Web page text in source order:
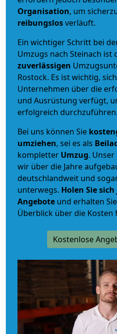
Organisation, um
reibungslosverläuft.
Ein wichtiger Schritt bei
Umzugs nach Steinach ist
zuverlässigen
Rostock. Es ist wichtig,
Unternehmen über die
und Ausrüstung verfügt,
erfolgreich durchzuführen.
Bei uns können Sie
umziehen, sei es als
kompletter Umzug.
wir über die Jahre
deutschlandweit und
unterwegs. Holen Sie
Angebote und erhalten
Überblick über die Kosten
Kostenlose